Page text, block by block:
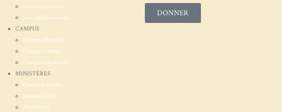
Leaders spirituels
Nos collaborations
CAMPUS
Campus Munich
Campus Online
Campus Ingolstadt
MINISTÉRES
Chambre Haute
Jeunesse CBS
ManPower
DONNER